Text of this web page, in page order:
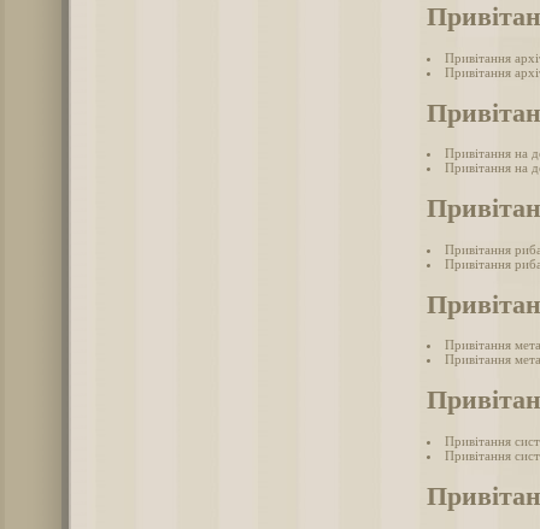
Привітання
Привітання
Привітання на
Привітання на
Привітання
Привітання
Привітання
Привітання
Привітання
Привітання